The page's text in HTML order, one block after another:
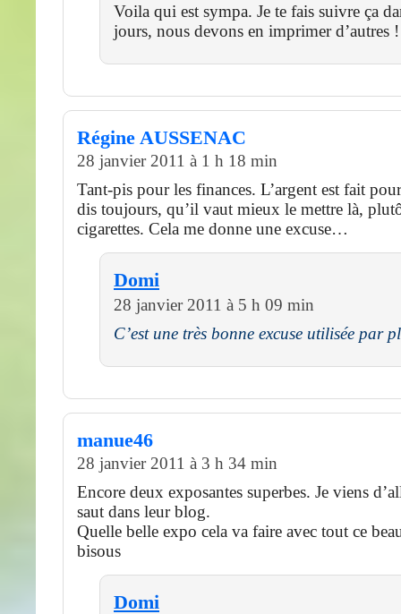
Voila qui est sympa. Je te fais suivre ça
jours, nous devons en imprimer d’autres !
Régine AUSSENAC
28 janvier 2011 à 1 h 18 min
Tant-pis pour les finances. L’argent est fait
dis toujours, qu’il vaut mieux le mettre là,
cigarettes. Cela me donne une excuse…
Domi
28 janvier 2011 à 5 h 09 min
C’est une très bonne excuse utilisée par
manue46
28 janvier 2011 à 3 h 34 min
Encore deux exposantes superbes. Je viens
saut dans leur blog.
Quelle belle expo cela va faire avec tout ce
bisous
Domi